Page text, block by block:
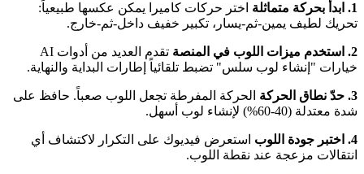
1. ابدأ بحركة متماثلة
اختر حركات كاميرا يمكن عكسها طبيعياً:
تحريك لطيف يمين-ثم-يسار، تكبير خفيف داخل-ثم-خارج.
2. استخدم ميزات اللوب في المنصة
تقدم العديد من أدوات AI
خيارات "إنشاء لوب سلس" تضبط تلقائياً إطارات البداية والنهاية.
3. حدّ نطاق الحركة
الحركة المفرطة تجعل اللوب صعباً. حافظ على
شدة معتدلة (40-60%) لإنشاء لوب أسهل.
4. اختبر جودة اللوب
استعرض فيديوك على التكرار لاكتشاف أي
انتقالات مزعجة عند نقطة اللوب.